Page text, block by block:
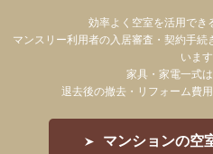
効率よく空室を活用でき
マンスリー利用者の入居審査・契約手
います
家具・家電一式は
退去後の撤去・リフォーム費
マンションの空